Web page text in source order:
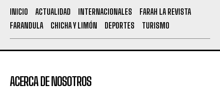
INICIO ACTUALIDAD INTERNACIONALES
FARAH LA REVISTA
FARANDULA
CHICHA Y LIMÓN DEPORTES TURISMO
ACERCA DE NOSOTROS